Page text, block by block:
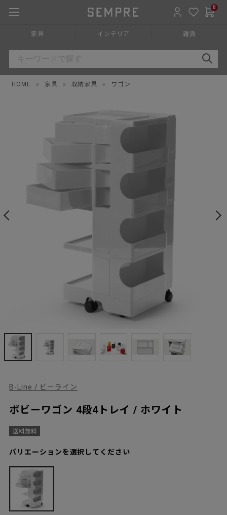
0
家具 インテリア 雑貨
HOME » 家具 » 収納家具 » ワゴン
B-Line / ビーライン
ボビーワゴン 4段4トレイ / ホワイト
バリエーションを選択してください